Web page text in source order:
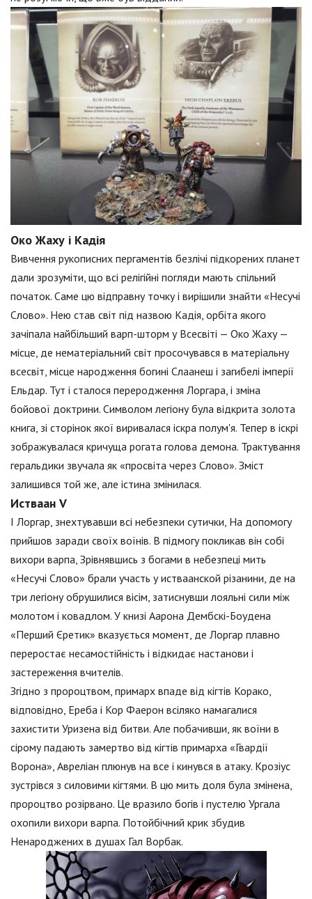
Око Жаху і Кадія
Вивчення рукописних пергаментів безлічі підкорених планет
дали зрозуміти, що всі релігійні погляди мають спільний
початок. Саме цю відправну точку і вирішили знайти «Несучі
Слово». Нею став світ під назвою Кадія, орбіта якого
зачіпала найбільший варп-шторм у Всесвіті — Око Жаху —
місце, де нематеріальний світ просочувався в матеріальну
всесвіт, місце народження богині Слаанеш і загибелі імперії
Ельдар. Тут і сталося переродження Лоргара, і зміна
бойової доктрини. Символом легіону була відкрита золота
книга, зі сторінок якої виривалася іскра полум'я. Тепер в іскрі
зображувалася кричуща рогата голова демона. Трактування
геральдики звучала як «просвіта через Слово». Зміст
залишився той же, але істина змінилася.
Истваан V
І Лоргар, знехтувавши всі небезпеки сутички, На допомогу
прийшов заради своїх воїнів. В підмогу покликав він собі
вихори варпа, Зрівнявшись з богами в небезпеці мить
«Несучі Слово» брали участь у истваанской різанини, де на
три легіону обрушилися вісім, затиснувши лояльні сили між
молотом і ковадлом. У книзі Аарона Дембскі-Боудена
«Перший Єретик» вказується момент, де Лоргар плавно
переростає несамостійність і відкидає настанови і
застереження вчителів.
Згідно з пророцтвом, примарх впаде від кігтів Корако,
відповідно, Ереба і Кор Фаерон всіляко намагалися
захистити Уризена від битви. Але побачивши, як воїни в
сірому падають замертво від кігтів примарха «Гвардії
Ворона», Авреліан плюнув на все і кинувся в атаку. Крозіус
зустрівся з силовими кігтями. В цю мить доля була змінена,
пророцтво розірвано. Це вразило богів і пустелю Ургала
охопили вихори варпа. Потойбічний крик збудив
Ненароджених в душах Гал Ворбак.